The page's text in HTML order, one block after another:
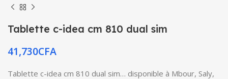
Tablette c-idea cm 810 dual sim
41,730CFA
Tablette c-idea cm 810 dual sim… disponible à Mbour, Saly,